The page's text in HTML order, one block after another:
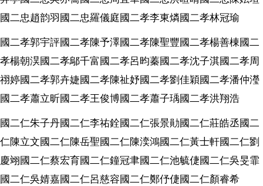
國二忠趙韵羽國二忠羅儀庭國二孝李東燐國二孝林冠瑜
國二孝郭宇評國二孝陳予澤國二孝陳聖豐國二孝楊善棟國二
孝楊朝淏國二孝鄔千富國二孝呂昀蓁國二孝沈子淇國二孝周
祤婷國二孝郭卉婕國二孝陳祉妤國二孝劉佳穎國二孝潘仲瀅
國二孝蕭立昕國二孝王俊博國二孝蕭子瑀國二孝洪翔浩
國二仁朱子丹國二仁李祐銓國二仁張景勛國二仁莊皓丞國二
仁陳立文國二仁陳岳聖國二仁陳湙鴻國二仁黃士軒國二仁劉
慶翊國二仁蔡宏育國二仁鐘冠聿國二仁池毓倢國二仁吳旻霏
國二仁吳婧嘉國二仁呂慈容國二仁鄭伃倢國二仁顏睿希